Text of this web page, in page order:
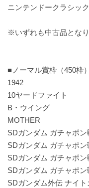
ニンテンドークラシッ
※いずれも中古品となり
■ノーマル賞枠（450枠）
1942
10ヤードファイト
B・ウイング
MOTHER
SDガンダム ガチャポ
SDガンダム ガチャポ
SDガンダム ガチャポ
SDガンダム ガチャポ
SDガンダム外伝 ナイ